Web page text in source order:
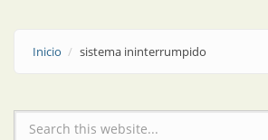
Inicio sistema ininterrumpido